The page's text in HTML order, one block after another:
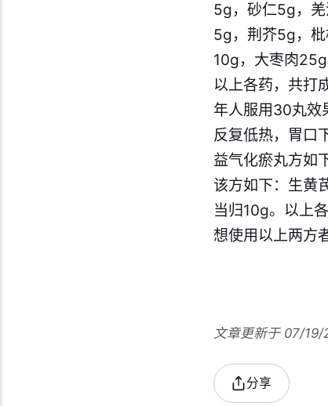
5g，砂仁5g，
5g，荆芥5g，
10g，大枣肉25g
以上各药，共打
年人服用30丸效
反复低热，胃口
益气化瘀丸方如下
该方如下：生黄
当归10g。以上
想使用以上两方
文章更新于 07/19/
分享